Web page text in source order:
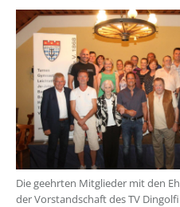
Die geehrten Mitglieder mit den
der Vorstandschaft des TV